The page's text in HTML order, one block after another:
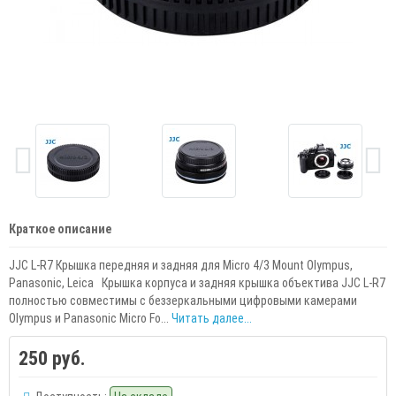
Краткое описание
JJC L-R7 Крышка передняя и задняя для Micro 4/3 Mount Olympus,
Panasonic, Leica Крышка корпуса и задняя крышка объектива JJC L-R7
полностью совместимы с беззеркальными цифровыми камерами
Olympus и Panasonic Micro Fo... Читать далее...
250 руб.